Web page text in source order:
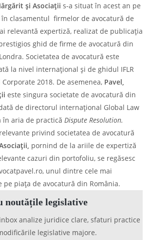
și Asociații s-a situat în acest an pe
în clasamentul firmelor de avocatură de
relevantă expertiză, realizat de publicația
ghid de firme de avocatură din
Societatea de avocatură este
la nivel internațional și de ghidul IFLR
2018. De asemenea, Pavel,
este singura societate de avocatură din
de directorul internațional Global Law
în aria de practică Dispute Resolution.
privind societatea de avocatură
pornind de la ariile de expertiză
cazuri din portofoliu, se regăsesc
unul dintre cele mai
pe piața de avocatură din România.
noutățile legislative
analize juridice clare, sfaturi practice
legislative majore.